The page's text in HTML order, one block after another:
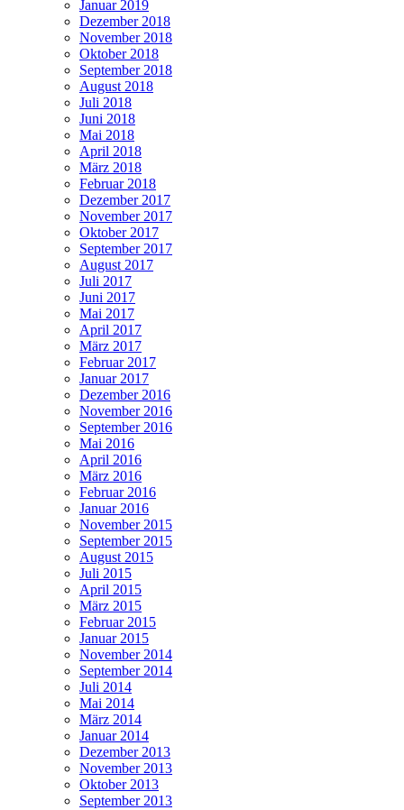
Januar 2019
Dezember 2018
November 2018
Oktober 2018
September 2018
August 2018
Juli 2018
Juni 2018
Mai 2018
April 2018
März 2018
Februar 2018
Dezember 2017
November 2017
Oktober 2017
September 2017
August 2017
Juli 2017
Juni 2017
Mai 2017
April 2017
März 2017
Februar 2017
Januar 2017
Dezember 2016
November 2016
September 2016
Mai 2016
April 2016
März 2016
Februar 2016
Januar 2016
November 2015
September 2015
August 2015
Juli 2015
April 2015
März 2015
Februar 2015
Januar 2015
November 2014
September 2014
Juli 2014
Mai 2014
März 2014
Januar 2014
Dezember 2013
November 2013
Oktober 2013
September 2013